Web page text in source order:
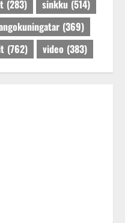
(283) sinkku (514)
(369)
(762) video (383)